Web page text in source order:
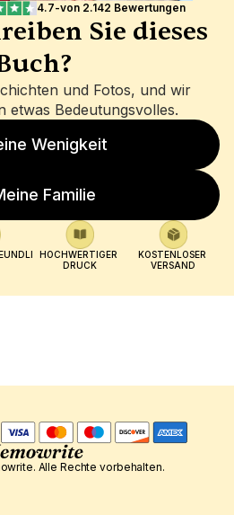
4.7-von 2.142 Bewertungen
Sie dieses
und Fotos, und wir
etwas Bedeutungsvolles.
Wenigkeit
Familie
HOCHWERTIGER
DRUCK
KOSTENLOSER
VERSAND
Alle Rechte vorbehalten.